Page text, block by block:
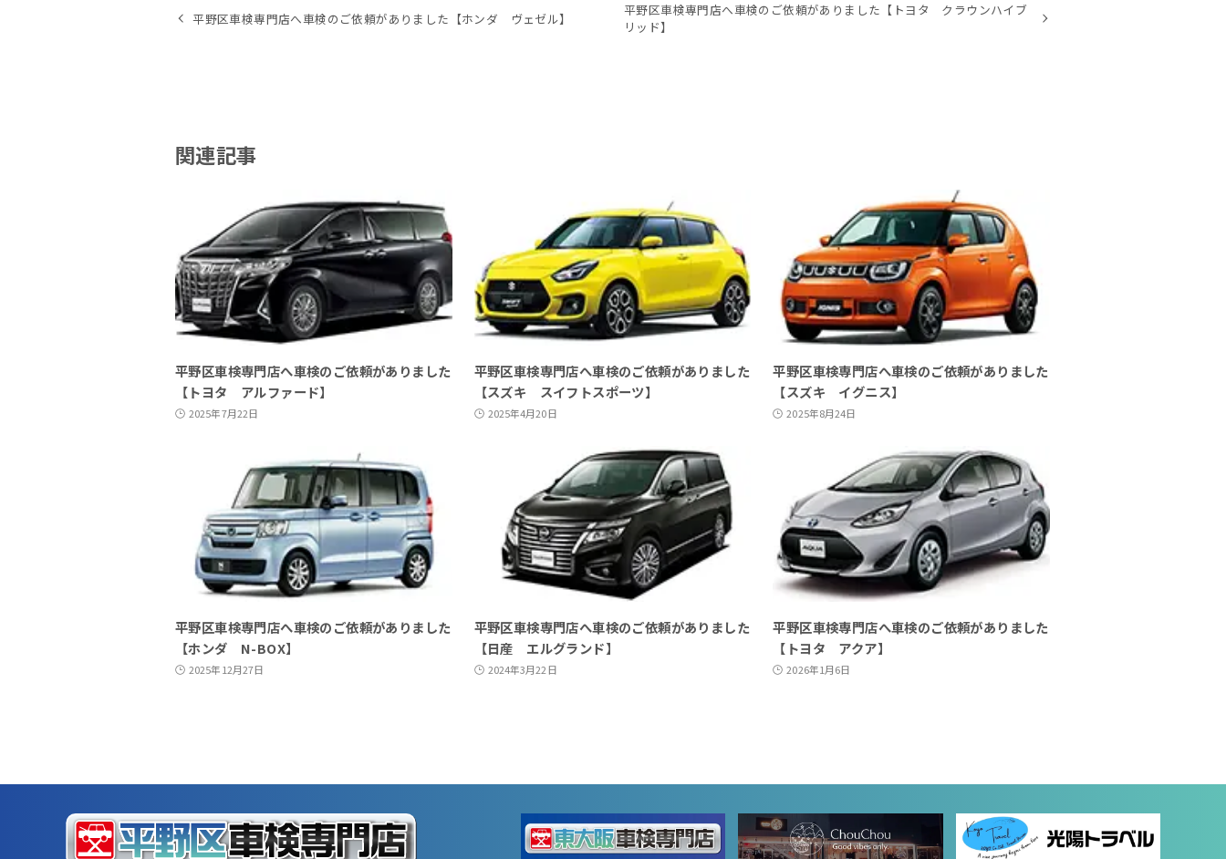
平野区車検専門店へ車検のご依頼がありました【ホンダ ヴェゼル】
平野区車検専門店へ車検のご依頼がありました【トヨタ クラウンハイブ
リッド】
関連記事
平野区車検専門店へ車検のご依頼がありました
【トヨタ アルファード】
2025年7月22日
平野区車検専門店へ車検のご依頼がありました
【スズキ スイフトスポーツ】
2025年4月20日
平野区車検専門店へ車検のご依頼がありました
【スズキ イグニス】
2025年8月24日
平野区車検専門店へ車検のご依頼がありました
【ホンダ N-BOX】
2025年12月27日
平野区車検専門店へ車検のご依頼がありました
【日産 エルグランド】
2024年3月22日
平野区車検専門店へ車検のご依頼がありました
【トヨタ アクア】
2026年1月6日